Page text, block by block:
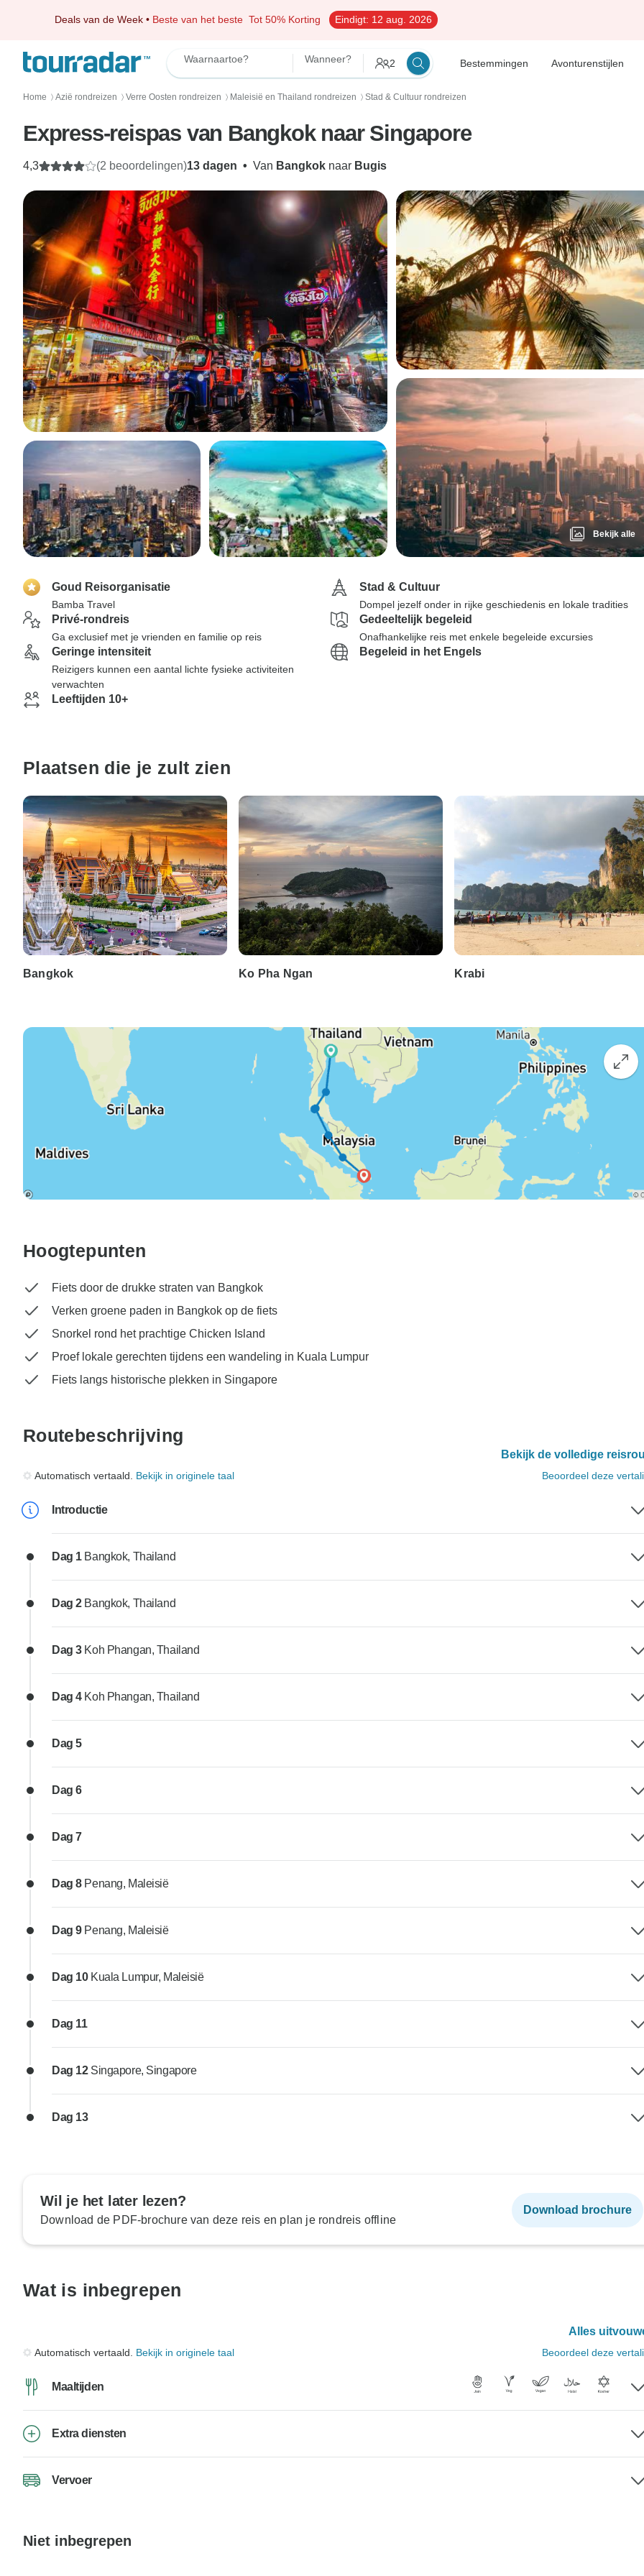
Deals van de Week • Beste van het beste Tot 50% Korting Eindigt: 12 aug. 2026
Waarnaartoe? Wanneer? 2 Bestemmingen Avonturenstijlen
Home 〉 Azië rondreizen 〉 Verre Oosten rondreizen 〉 Maleisië en Thailand rondreizen 〉 Stad & Cultuur rondreizen
Express-reispas van Bangkok naar Singapore
13 dagen • Van Bangkok naar Bugis
4,3 (2 beoordelingen)
Bekijk alle
Goud Reisorganisatie
Bamba Travel
Stad & Cultuur
Dompel jezelf onder in rijke geschiedenis en lokale tradities
Privé-rondreis
Ga exclusief met je vrienden en familie op reis
Gedeeltelijk begeleid
Onafhankelijke reis met enkele begeleide excursies
Geringe intensiteit
Reizigers kunnen een aantal lichte fysieke activiteiten
verwachten
Begeleid in het Engels
Leeftijden 10+
Plaatsen die je zult zien
Bangkok Ko Pha Ngan Krabi
Hoogtepunten
Fiets door de drukke straten van Bangkok
Verken groene paden in Bangkok op de fiets
Snorkel rond het prachtige Chicken Island
Proef lokale gerechten tijdens een wandeling in Kuala Lumpur
Fiets langs historische plekken in Singapore
Routebeschrijving
Bekijk de volledige
Automatisch vertaald. Bekijk in originele taal Beoordeel deze
Introductie
Dag 1 Bangkok, Thailand
Dag 2 Bangkok, Thailand
Dag 3 Koh Phangan, Thailand
Dag 4 Koh Phangan, Thailand
Dag 5
Dag 6
Dag 7
Dag 8 Penang, Maleisië
Dag 9 Penang, Maleisië
Dag 10 Kuala Lumpur, Maleisië
Dag 11
Dag 12 Singapore, Singapore
Dag 13
Wil je het later lezen?
Download de PDF-brochure van deze reis en plan je rondreis offline
Download brochure
Wat is inbegrepen
Alles
Automatisch vertaald. Bekijk in originele taal Beoordeel deze
Maaltijden
Extra diensten
Vervoer
Niet inbegrepen